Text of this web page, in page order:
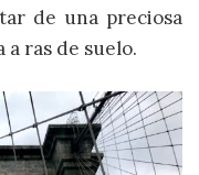
de una preciosa
a ras de suelo.